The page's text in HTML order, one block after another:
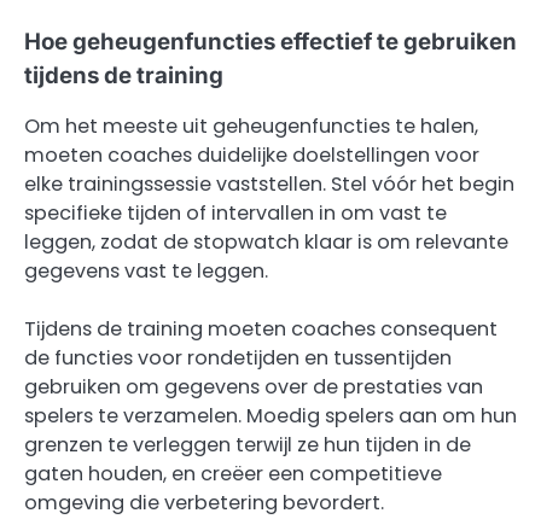
Hoe geheugenfuncties effectief te gebruiken
tijdens de training
Om het meeste uit geheugenfuncties te halen,
moeten coaches duidelijke doelstellingen voor
elke trainingssessie vaststellen. Stel vóór het begin
specifieke tijden of intervallen in om vast te
leggen, zodat de stopwatch klaar is om relevante
gegevens vast te leggen.
Tijdens de training moeten coaches consequent
de functies voor rondetijden en tussentijden
gebruiken om gegevens over de prestaties van
spelers te verzamelen. Moedig spelers aan om hun
grenzen te verleggen terwijl ze hun tijden in de
gaten houden, en creëer een competitieve
omgeving die verbetering bevordert.